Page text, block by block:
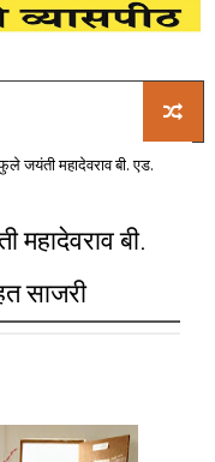
फुले जयंती महादेवराव बी. एड.
महादेवराव बी.
साजरी